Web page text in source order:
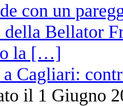
Cagliari:
il 1 Giugno